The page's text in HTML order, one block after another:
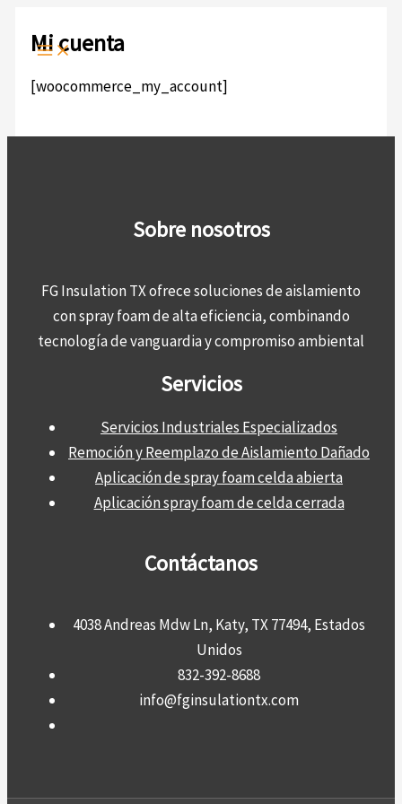
contenido
Mi cuenta
[woocommerce_my_account]
Sobre nosotros
FG Insulation TX ofrece soluciones de aislamiento
con spray foam de alta eficiencia, combinando
tecnología de vanguardia y compromiso ambiental
Servicios
Servicios Industriales Especializados
Remoción y Reemplazo de Aislamiento Dañado
Aplicación de spray foam celda abierta
Aplicación spray foam de celda cerrada
Contáctanos
4038 Andreas Mdw Ln, Katy, TX 77494, Estados
Unidos
832-392-8688
info@fginsulationtx.com